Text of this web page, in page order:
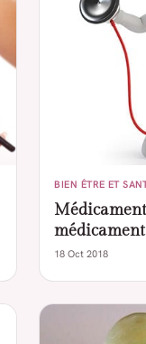
BIEN ÊTRE ET
18 Oct 2018